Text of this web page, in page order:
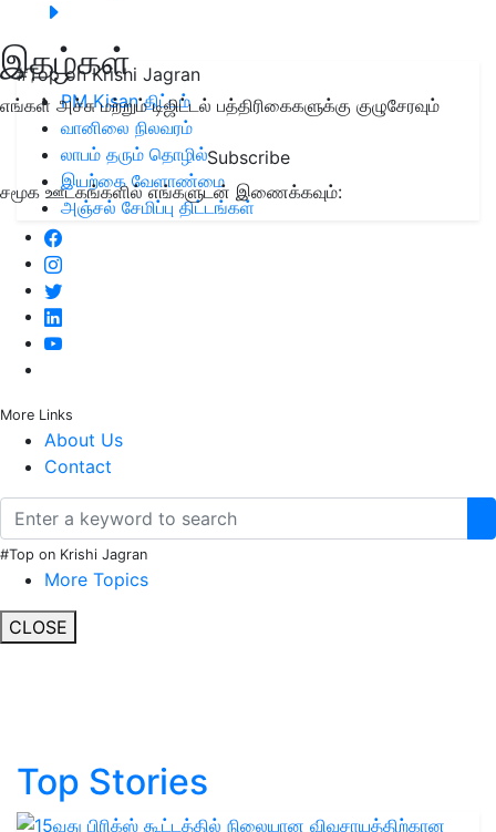
இதழ்கள்
எங்கள் அச்சு மற்றும் டிஜிட்டல் பத்திரிகைகளுக்கு குழுசேரவும்
Subscribe
சமூக ஊடகங்களில் எங்களுடன் இணைக்கவும்:
More Links
About Us
Contact
#Top on Krishi Jagran
More Topics
CLOSE
#Top on Krishi Jagran
PM Kisan திட்டம்
வானிலை நிலவரம்
லாபம் தரும் தொழில்
இயற்கை வேளாண்மை
அஞ்சல் சேமிப்பு திட்டங்கள்
Top Stories